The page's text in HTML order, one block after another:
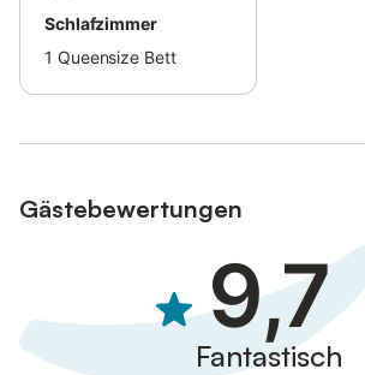
Schlafzimmer
1 Queensize Bett
Gästebewertungen
9,7
Fantastisch